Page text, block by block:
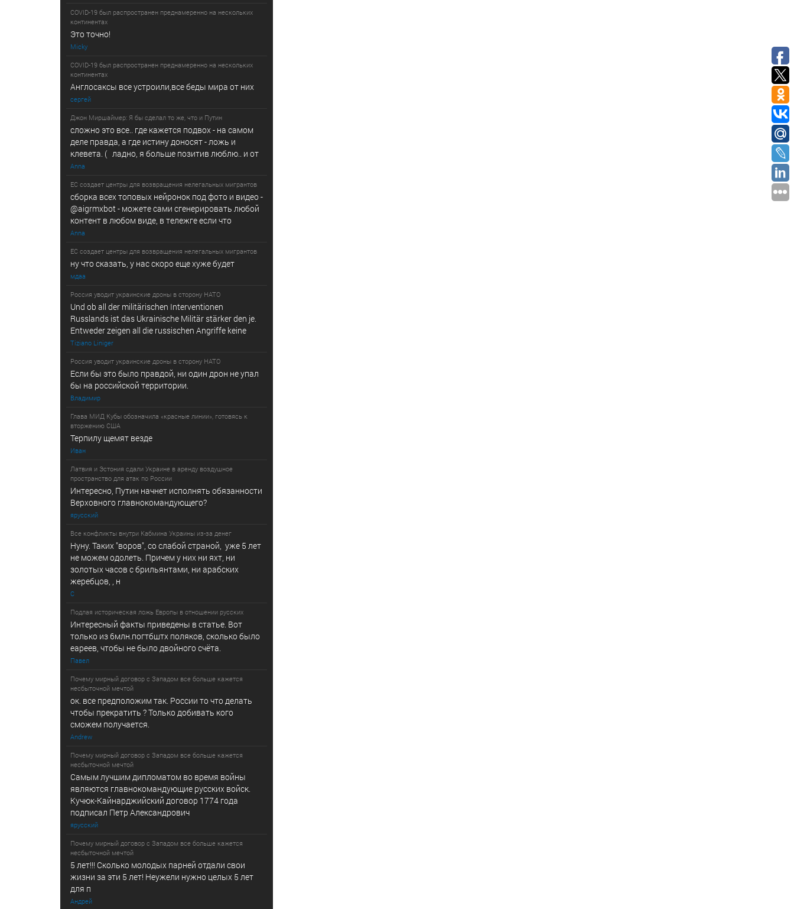
COVID-19 был распространен преднамеренно на нескольких
континентах
Это точно!
Micky
COVID-19 был распространен преднамеренно на нескольких
континентах
Англосаксы все устроили,все беды мира от них
сергей
Джон Миршаймер: Я бы сделал то же, что и Путин
сложно это все.. где кажется подвох - на самом
деле правда, а где истину доносят - ложь и
клевета. ( ладно, я больше позитив люблю.. и от
Anna
ЕС создает центры для возвращения нелегальных мигрантов
сборка всех топовых нейронок под фото и видео -
@­a­i­­gr­mx­b­­o­t - можете сами сгенерировать любой
контент в любом виде, в т­ележг­е е­сл­и ч­то
Anna
ЕС создает центры для возвращения нелегальных мигрантов
ну что сказать, у нас скоро еще хуже будет
мдаа
Россия уводит украинские дроны в сторону НАТО
Und ob all der militärischen Interventionen
Russlands ist das Ukrainische Militär stärker den je.
Entweder zeigen all die russischen Angriffe keine
Tiziano Liniger
Россия уводит украинские дроны в сторону НАТО
Если бы это было правдой, ни один дрон не упал
бы на российской территории.
Владимир
Глава МИД Кубы обозначила «красные линии», готовясь к
вторжению США
Терпилу щемят везде
Иван
Латвия и Эстония сдали Украине в аренду воздушное
пространство для атак по России
Интересно, Путин начнет исполнять обязанности
Верховного главнокомандующего?
ярусский
Все конфликты внутри Кабмина Украины из-за денег
Нуну. Таких "воров", со слабой страной, уже 5 лет
не можем одолеть. Причем у них ни яхт, ни
золотых часов с брильянтами, ни арабских
жеребцов, , н
С
Подлая историческая ложь Европы в отношении русских
Интересный факты приведены в статье. Вот
только из 6млн.погтбштх поляков, сколько было
еареев, чтобы не было двойного счёта.
Павел
Почему мирный договор с Западом все больше кажется
несбыточной мечтой
ок. все предположим так. России то что делать
чтобы прекратить ? Только добивать кого
сможем получается.
Andrew
Почему мирный договор с Западом все больше кажется
несбыточной мечтой
Самым лучшим дипломатом во время войны
являются главнокомандующие русских войск.
Кучюк-Кайнарджийский договор 1774 года
подписал Петр Александрович
ярусский
Почему мирный договор с Западом все больше кажется
несбыточной мечтой
5 лет!!! Сколько молодых парней отдали свои
жизни за эти 5 лет! Неужели нужно целых 5 лет
для п
Андрей